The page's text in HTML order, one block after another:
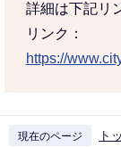
詳細は下記リ
リンク：
https://
現在のページ ト